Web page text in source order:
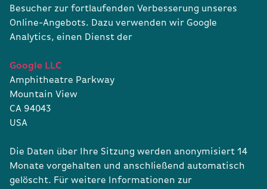
Besucher zur fortlaufenden Verbesserung unseres
Online-Angebots. Dazu verwenden wir Google
Analytics, einen Dienst der
Google LLC
Amphitheatre Parkway
Mountain View
CA 94043
USA
Die Daten über Ihre Sitzung werden anonymisiert 14
Monate vorgehalten und anschließend automatisch
gelöscht. Für weitere Informationen zur